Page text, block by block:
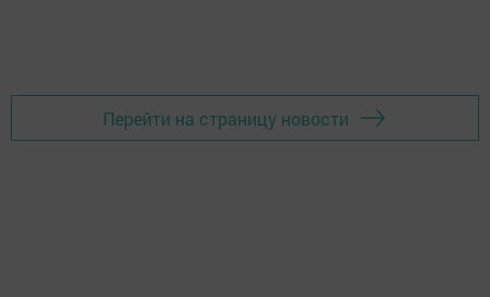
Перейти на страницу новости